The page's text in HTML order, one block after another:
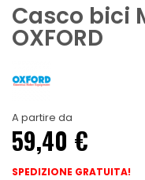
Casco bici
OXFORD
A partire da
59,40 €
SPEDIZIONE GRATUITA!